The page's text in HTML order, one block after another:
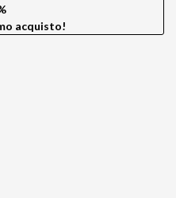
acquisto!